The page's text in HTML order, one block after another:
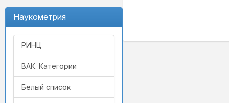
Наукометрия
РИНЦ
ВАК. Категории
Белый список